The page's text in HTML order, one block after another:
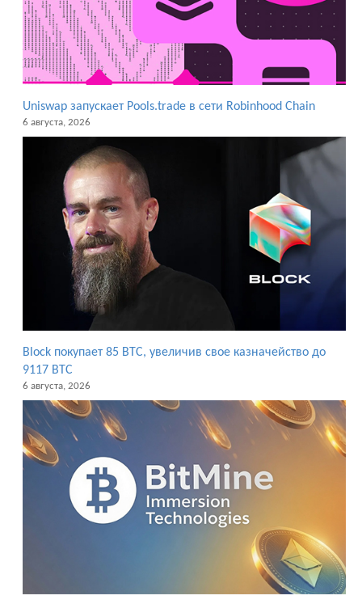
Uniswap запускает Pools.trade в сети Robinhood Chain
6 августа, 2026
Block покупает 85 BTC, увеличив свое казначейство до
9117 BTC
6 августа, 2026